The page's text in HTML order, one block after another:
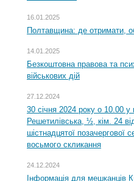
16.01.2025
Полтавщина: де отримати,
14.01.2025
Безкоштовна правова та
військових дій
27.12.2024
30 січня 2024 року о 10.00 у
Решетилівська, ½, кім. 24
шістнадцятої позачергової
восьмого скликання
24.12.2024
Інформація для мешканців